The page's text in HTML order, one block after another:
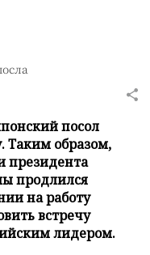
посол
Таким образом,
президента
продлился
на работу
встречу
лидером.